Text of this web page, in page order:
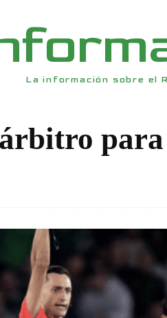
La información sobre el